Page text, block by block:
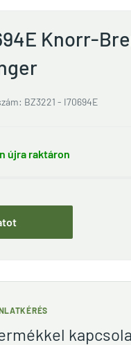
Knorr-
BZ3221 - I70694E
újra raktáron